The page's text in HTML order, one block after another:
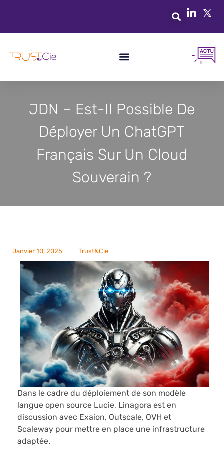
JDN – Est-Il Possible De
Déployer Un ChatGPT
Français Sur Un Cloud
Souverain ?
Janvier 10, 2025 Trust&Cie
Dans le cadre du déploiement de son modèle
langue open source Lucie, Linagora est en
discussion avec Exaion, Outscale, OVH et
Scaleway pour mettre en place une infrastructure
adaptée.